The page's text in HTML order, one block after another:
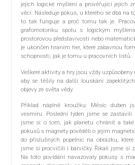
jejich logické myšlení a prověřující jejich
věcí. Následuje pokus, u kterého se dbá na
to tak funguje a proč tomu tak je.
grafomotoriku spolu s logickým
prostorovou představivostí nebo
je ukončen hraním her, které zábavnou
schopnosti, jak je tomu u pracovních listů.
Veškeré aktivity a hry jsou vždy
aby se těšily na další louskání
objevy ze světa vědy.
Příklad náplně kroužku: Měsíc duben
vesmíru. Poslední týden jsme se
jsme si o tom, jak planetu chránit a
pokusů s magnety pověděli o jejím
do příslušných popelnic na obrázku,
jsme si procvičili i barvičky. Říkali jsme si
Na toto povídání navazovaly pokusy s